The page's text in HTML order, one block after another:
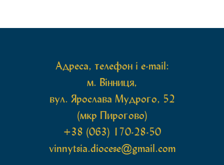
Адреса, телефон і e-mail:
м. Вінниця,
вул. Ярослава Мудрого, 52
(мкр Пирогово)
+38 (063) 170-28-50
vinnytsia.diocese@gmail.com